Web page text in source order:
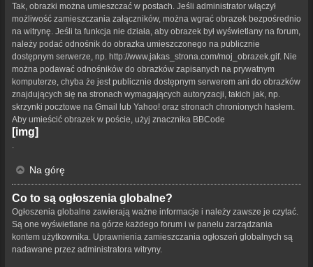
Tak, obrazki można umieszczać w postach. Jeśli administrator włączył
możliwość zamieszczania załączników, można wgrać obrazek bezpośrednio
na witrynę. Jeśli ta funkcja nie działa, aby obrazek był wyświetlany na forum,
należy podać odnośnik do obrazka umieszczonego na publicznie
dostępnym serwerze, np. http://www.jakas_strona.com/moj_obrazek.gif. Nie
można podawać odnośników do obrazków zapisanych na prywatnym
komputerze, chyba że jest publicznie dostępnym serwerem ani do obrazków
znajdujących się na stronach wymagających autoryzacji, takich jak, np.
skrzynki pocztowe na Gmail lub Yahoo! oraz stronach chronionych hasłem.
Aby umieścić obrazek w poście, użyj znacznika BBCode
[img]
Na górę
Co to są ogłoszenia globalne?
Ogłoszenia globalne zawierają ważne informacje i należy zawsze je czytać.
Są one wyświetlane na górze każdego forum i w panelu zarządzania
kontem użytkownika. Uprawnienia zamieszczania ogłoszeń globalnych są
nadawane przez administratora witryny.